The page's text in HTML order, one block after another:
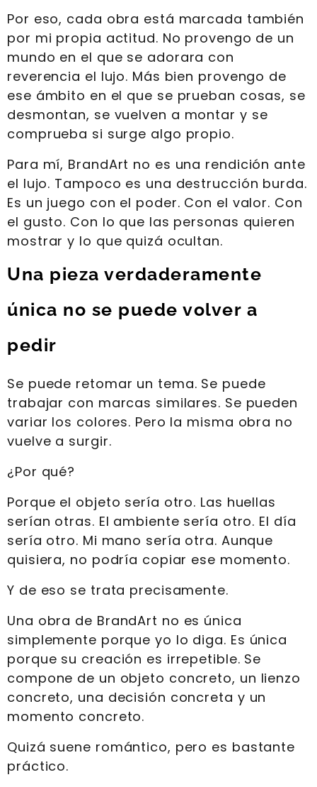
Por eso, cada obra está marcada también
por mi propia actitud. No provengo de un
mundo en el que se adorara con
reverencia el lujo. Más bien provengo de
ese ámbito en el que se prueban cosas, se
desmontan, se vuelven a montar y se
comprueba si surge algo propio.
Para mí, BrandArt no es una rendición ante
el lujo. Tampoco es una destrucción burda.
Es un juego con el poder. Con el valor. Con
el gusto. Con lo que las personas quieren
mostrar y lo que quizá ocultan.
Una pieza verdaderamente
única no se puede volver a
pedir
Se puede retomar un tema. Se puede
trabajar con marcas similares. Se pueden
variar los colores. Pero la misma obra no
vuelve a surgir.
¿Por qué?
Porque el objeto sería otro. Las huellas
serían otras. El ambiente sería otro. El día
sería otro. Mi mano sería otra. Aunque
quisiera, no podría copiar ese momento.
Y de eso se trata precisamente.
Una obra de BrandArt no es única
simplemente porque yo lo diga. Es única
porque su creación es irrepetible. Se
compone de un objeto concreto, un lienzo
concreto, una decisión concreta y un
momento concreto.
Quizá suene romántico, pero es bastante
práctico.